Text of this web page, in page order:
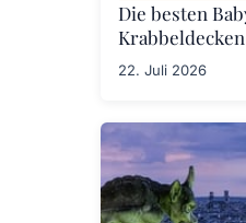
Die besten
22. Juli 2026